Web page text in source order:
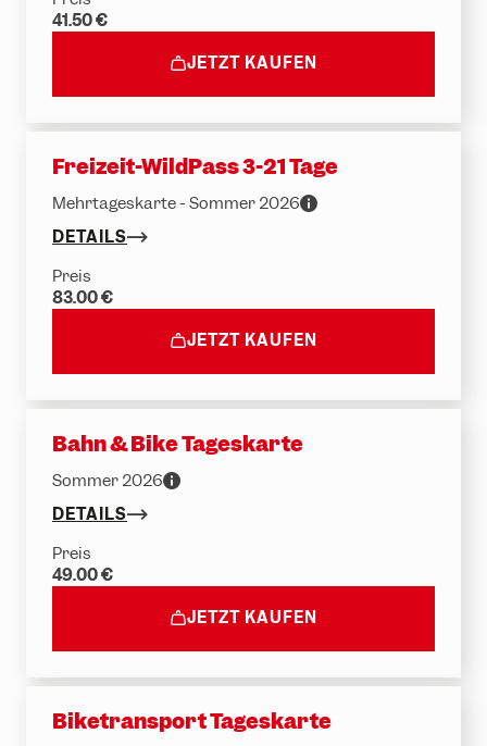
41.50 €
JETZT KAUFEN
Freizeit-WildPass 3-21 Tage
Mehrtageskarte - Sommer 2026
DETAILS
Preis
83.00 €
JETZT KAUFEN
Bahn & Bike Tageskarte
Sommer 2026
DETAILS
Preis
49.00 €
JETZT KAUFEN
Biketransport Tageskarte